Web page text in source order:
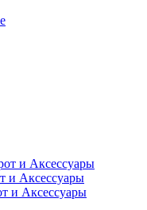
и Аксессуары
и Аксессуары
и Аксессуары